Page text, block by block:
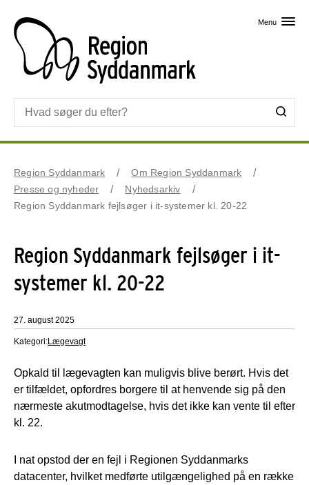
Menu
Region Syddanmark
Om Region Syddanmark
Presse og nyheder
Nyhedsarkiv
Region Syddanmark fejlsøger i it-systemer kl. 20-22
Region Syddanmark fejlsøger i it-
systemer kl. 20-22
27. august 2025
Kategori:Lægevagt
Opkald til lægevagten kan muligvis blive berørt. Hvis det
er tilfældet, opfordres borgere til at henvende sig på den
nærmeste akutmodtagelse, hvis det ikke kan vente til efter
kl. 22.
I nat opstod der en fejl i Regionen Syddanmarks
datacenter, hvilket medførte utilgængelighed på en række